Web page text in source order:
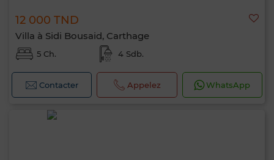
12 000 TND
Villa à Sidi Bousaid, Carthage
5 Ch. 4 Sdb.
Contacter Appelez WhatsApp